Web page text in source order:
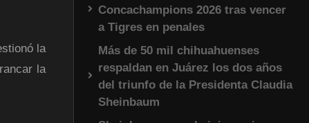
la
la
Concachampions 2026 tras vencer
a Tigres en penales
Más de 50 mil chihuahuenses
respaldan en Juárez los dos años
del triunfo de la Presidenta Claudia
Sheinbaum